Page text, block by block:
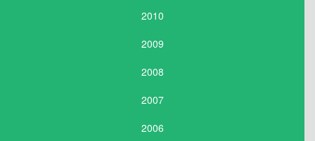
2010
2009
2008
2007
2006